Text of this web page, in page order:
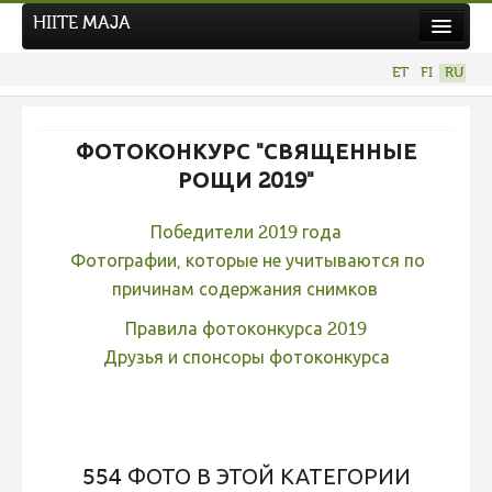
НОВЫЙ ФОТОКОНКУРС
Hiite kuvavõistlus 2026
Фотоконкурс 2025
Не учитываются 2025
Видео 2025
Фотоконкурс 2024
Фотоконкурс 2023
HIITE MAJA
ET FI RU
ФОТОКОНКУРС "СВЯЩЕННЫЕ
РОЩИ 2019"
Победители 2019 года
Фотографии, которые не учитываются по
причинам содержания снимков
Правила фотоконкурса 2019
Друзья и спонсоры фотоконкурса
554 ФОТО В ЭТОЙ КАТЕГОРИИ